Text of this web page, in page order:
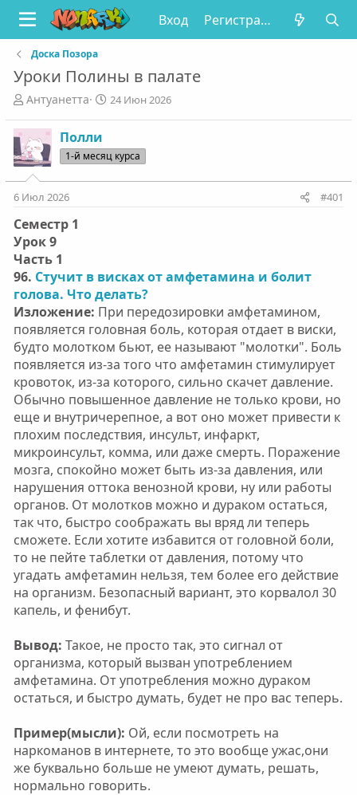
Вход Регистрация
Доска Позора
Уроки Полины в палате
А
т
о
р
т
м
ы
Антуанетта
Д
н
24 Июн 2026
Полли
1-й месяц курса
6 Июл 2026 #401
Семестр 1
Урок 9
Часть 1
96. Стучит в висках от амфетамина и болит
голова. Что делать?
Изложение: При передозировки амфетамином,
появляется головная боль, которая отдает в виски,
будто молотком бьют, ее называют "молотки". Боль
появляется из-за того что амфетамин стимулирует
кровоток, из-за которого, сильно скачет давление.
Обычно повышенное давление не только крови, но
еще и внутричерепное, а вот оно может привести к
плохим последствия, инсульт, инфаркт,
микроинсульт, комма, или даже смерть. Поражение
мозга, спокойно может быть из-за давления, или
нарушения оттока венозной крови, ну или работы
органов. От молотков можно и дураком остаться,
так что, быстро соображать вы вряд ли теперь
сможете. Если хотите избавится от головной боли,
то не пейте таблетки от давления, потому что
угадать амфетамин нельзя, тем более его действие
на организм. Безопасный вариант, это корвалол 30
капель, и фенибут.
Вывод: Такое, не просто так, это сигнал от
организма, который вызван употреблением
амфетамина. От употребления можно дураком
остаться, и быстро думать, будет не про вас теперь.
Пример(мысли): Ой, если посмотреть на
наркоманов в интернете, то это вообще ужас,они
же буквально больше не умеют думать, решать,
нормально говорить.